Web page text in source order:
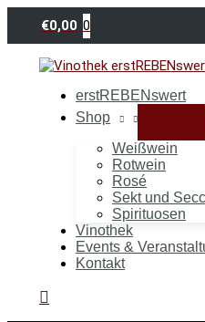
Zum
springen
€0,00 0
erstREBENswert
Shop
Weißwein
Rotwein
Rosé
Sekt und
Spirituosen
Vinothek
Events &
Kontakt
Suchen
Portugieser
Rosé,
halbtrocken,
Wgt.
Anton,